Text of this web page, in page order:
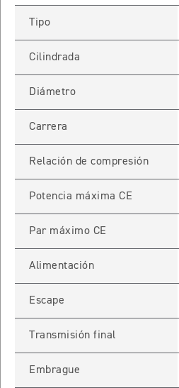
Precio desde $10.590.000
STREET TRIPLE R
Precio desde $11.690.000
NEWTRIDENT 800
Precio desde $12.690.000
RX
STREET TRIPLE 765 RX
MOTO2
STREET TRIPLE 765 MOTO2
Tipo
Cilindrada
Diámetro
Carrera
Relación de compresión
Potencia máxima CE
Par máximo CE
Alimentación
Escape
Transmisión final
Embrague